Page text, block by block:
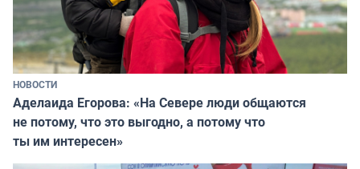
НОВОСТИ
Аделаида Егорова: «На Севере люди общаются
не потому, что это выгодно, а потому что
ты им интересен»